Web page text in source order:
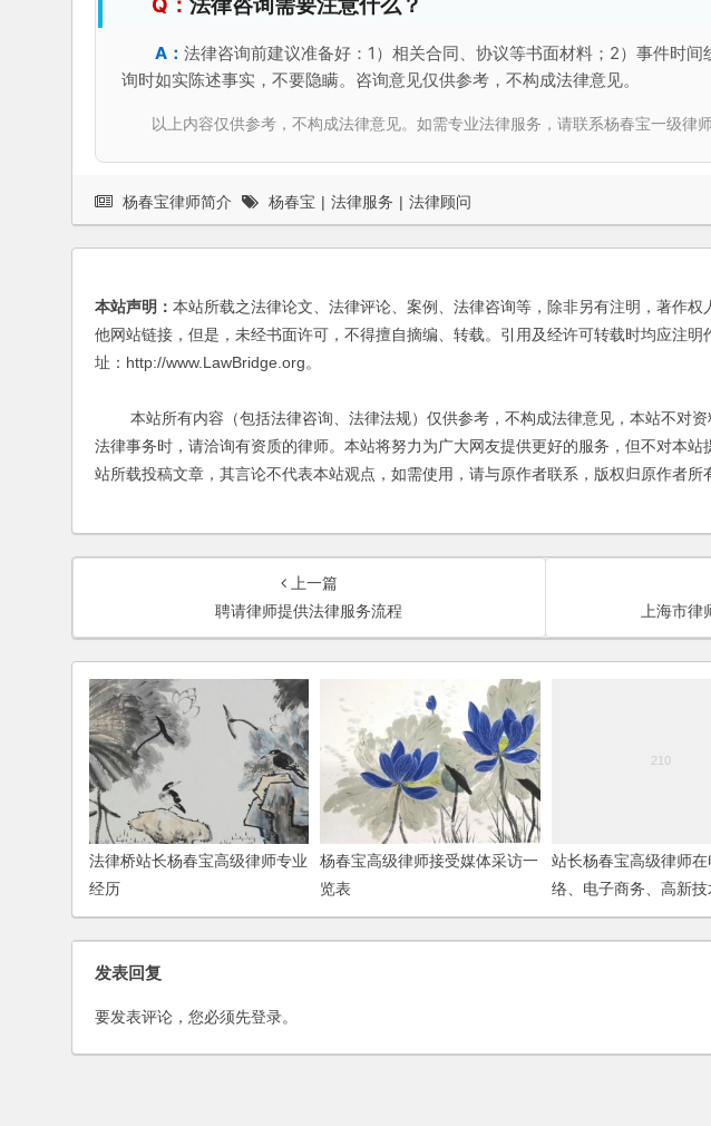
法律咨询前建议准备好：1）相关合同、协议等书面材料；2）事件时
询时如实陈述事实，不要隐瞒。咨询意见仅供参考，不构成法律意见。
以上内容仅供参考，不构成法律意见。如需专业法律服务，请联系杨春宝一级
杨春宝律师简介 杨春宝 | 法律服务 | 法律顾问
本站声明： 本站所载之法律论文、法律评论、案例、法律咨询等，除非另有注明，著作
他网站链接，但是，未经书面许可，不得擅自摘编、转载。引用及经许可转载时均应注
址：http://www.LawBridge.org。
本站所有内容（包括法律咨询、法律法规）仅供参考，不构成法律意见，本站不对资
法律事务时，请洽询有资质的律师。本站将努力为广大网友提供更好的服务，但不对本
站所载投稿文章，其言论不代表本站观点，如需使用，请与原作者联系，版权归原作者所
上一篇
聘请律师提供法律服务流程
上海市律
法律桥站长杨春宝高级律师专业
经历
杨春宝高级律师接受媒体采访一
览表
站长杨春宝高级律师在
络、电子商务、高新
律服务范围
发表回复
要发表评论，您必须先登录。